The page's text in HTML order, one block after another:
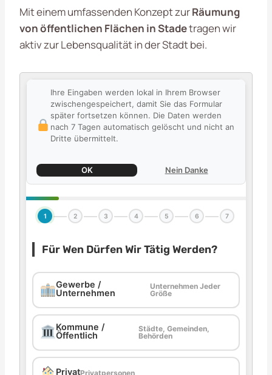
Mit einem umfassenden Konzept zurRäumung
von öffentlichen Flächen in Stadetragen wir
aktiv zur Lebensqualität in der Stadt bei.
Ihre Eingaben werden lokal in Ihrem Browser
zwischengespeichert, damit Sie das Formular
später fortsetzen können. Die Daten werden
nach 7 Tagen automatisch gelöscht und nicht an
Dritte übermittelt.
OK Nein Danke
1 2 3 4 5 6 7
Für Wen Dürfen Wir Tätig Werden?
Gewerbe /
Unternehmen
Unternehmen Jeder
Größe
Kommune /
Öffentlich
Städte, Gemeinden,
Behörden
PrivatPrivatpersonen